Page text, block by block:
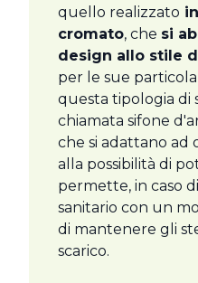
quello realizzato
cromato, che si
design allo stile
per le sue
questa tipologia di
chiamata sifone
che si adattano ad
alla possibilità di
permette, in caso
sanitario con un
di mantenere gli
scarico.